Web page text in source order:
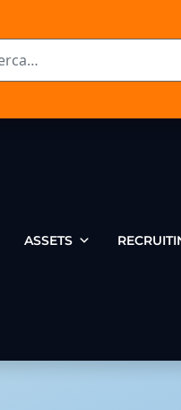
ASSETS